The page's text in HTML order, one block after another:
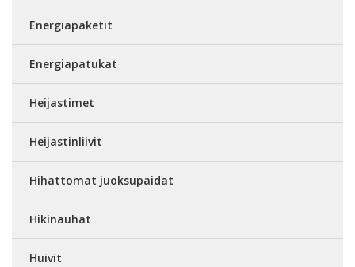
Energiapaketit
Energiapatukat
Heijastimet
Heijastinliivit
Hihattomat juoksupaidat
Hikinauhat
Huivit